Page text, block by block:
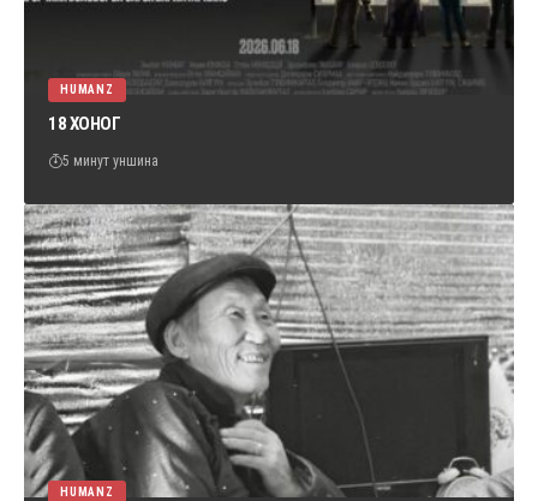
HUMANZ
18 ХОНОГ
5 минут уншина
HUMANZ